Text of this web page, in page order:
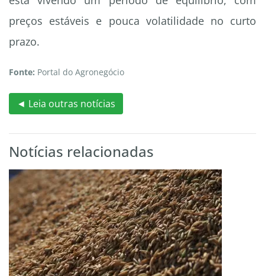
preços estáveis e pouca volatilidade no curto
prazo.
Fonte: Portal do Agronegócio
◄ Leia outras notícias
Notícias relacionadas